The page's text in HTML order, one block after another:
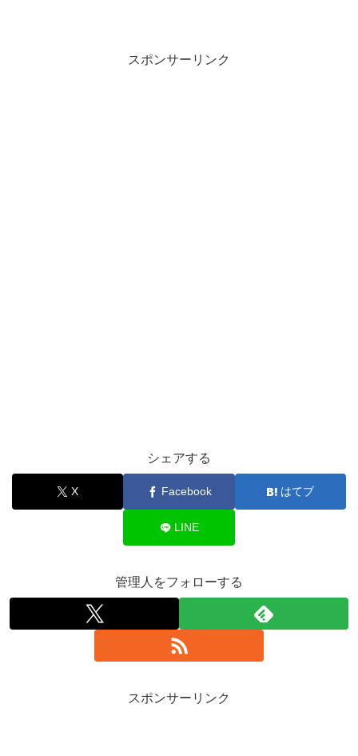
スポンサーリンク
シェアする
X Facebook はてブ
LINE
管理人をフォローする
スポンサーリンク